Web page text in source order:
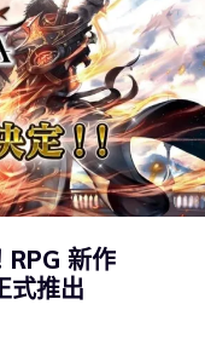
RPG 新作
式推出